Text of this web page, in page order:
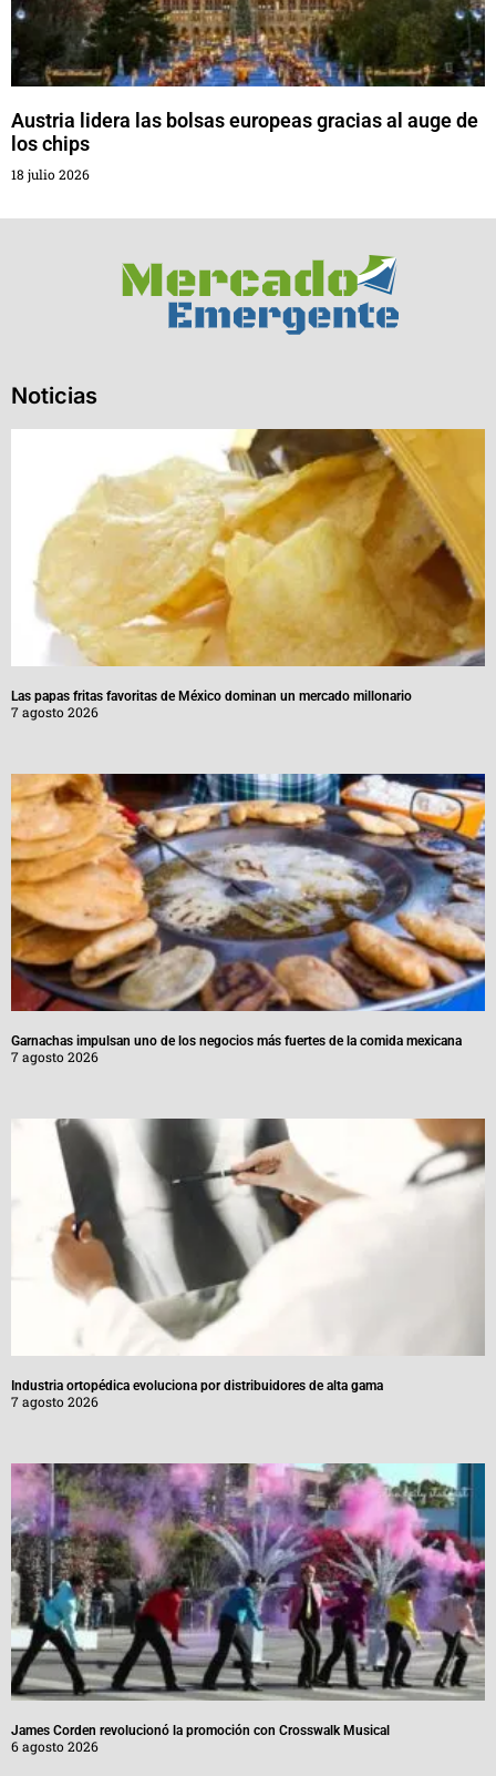
Austria lidera las bolsas europeas gracias al auge de
los chips
18 julio 2026
Noticias
Las papas fritas favoritas de México dominan un mercado millonario
7 agosto 2026
Garnachas impulsan uno de los negocios más fuertes de la comida mexicana
7 agosto 2026
Industria ortopédica evoluciona por distribuidores de alta gama
7 agosto 2026
James Corden revolucionó la promoción con Crosswalk Musical
6 agosto 2026